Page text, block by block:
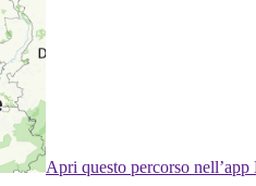
Apri questo percorso nell’app